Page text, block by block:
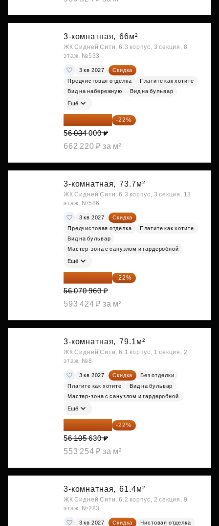
3-комнатная, 66м²
ЖК Сидней Сити, 6.3 корпус, 3 секция, 8
этаж, №533
3 кв 2027
Скидка
Предчистовая отделка
Платите как хотите
Вид на набережную
Вид на бульвар
Ещё
43 706 520 ₽ -22%
56 034 000 ₽
662 220 ₽ за м²
3-комнатная, 73.7м²
ЖК Сидней Сити, 6.3 корпус, 3 секция, 13
этаж, №586
3 кв 2027
Скидка
Предчистовая отделка
Платите как хотите
Вид на бульвар
Мастер-зона с санузлом и гардеробной
Ещё
43 735 349 ₽ -22%
56 070 960 ₽
593 424 ₽ за м²
3-комнатная, 79.1м²
ЖК Сидней Сити, 6.1 корпус, 1 секция, 2
этаж, №8
3 кв 2027 Скидка
Без отделки
Платите как хотите
Вид на бульвар
Мастер-зона с санузлом и гардеробной
Ещё
43 762 391 ₽ -22%
56 105 630 ₽
553 254 ₽ за м²
3-комнатная, 61.4м²
ЖК Сидней Сити, 6.2 корпус, 2 секция, 9
этаж, №283
3 кв 2027 Скидка
Чистовая отделка